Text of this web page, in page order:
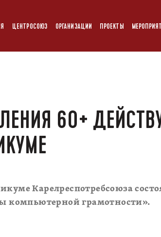
ЦЕНТРОСОЮЗ ОРГАНИЗАЦИИ ПРОЕКТЫ
60+
Карелреспотребсоюза
компьютерной грамотности».